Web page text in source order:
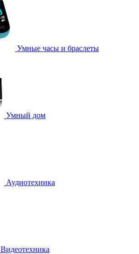
Умные часы и браслеты
Умный дом
Аудиотехника
Видеотехника